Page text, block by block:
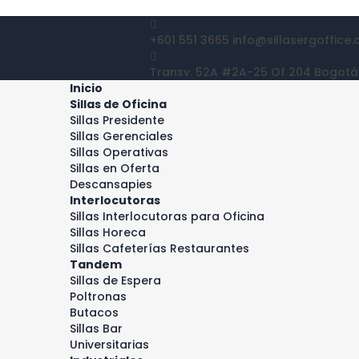
+601 551 3665
Transv. 52A #2A-25 Of 204
Inicio
Sillas de Oficina
Sillas Presidente
Sillas Gerenciales
Sillas Operativas
Sillas en Oferta
Descansapies
Interlocutoras
Sillas Interlocutoras para Oficina
Sillas Horeca
Sillas Cafeterías Restaurantes
Tandem
Sillas de Espera
Poltronas
Butacos
Sillas Bar
Universitarias